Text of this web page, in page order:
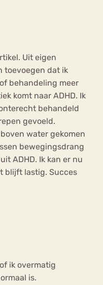
Uit eigen
toevoegen dat ik
behandeling meer
komt naar ADHD. Ik
behandeld
gevoeld.
water gekomen
bewegingsdrang
ADHD. Ik kan er nu
blijft lastig. Succes
ik overmatig
is.